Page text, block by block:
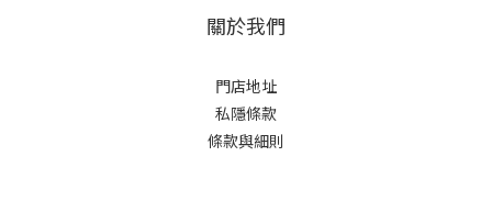
關於我們
門店地址
私隱條款
條款與細則